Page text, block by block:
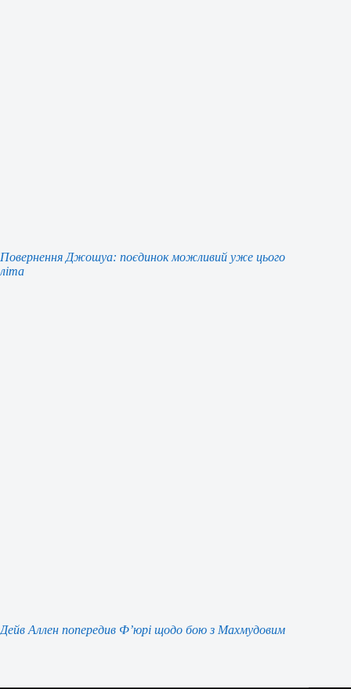
Повернення Джошуа: поєдинок можливий уже цього
літа
Дейв Аллен попередив Ф’юрі щодо бою з Махмудовим